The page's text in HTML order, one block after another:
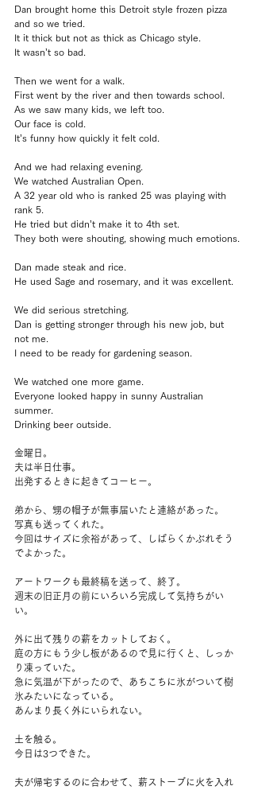
Dan brought home this Detroit style frozen pizza
and so we tried.
It it thick but not as thick as Chicago style.
It wasn’t so bad.
Then we went for a walk.
First went by the river and then towards school.
As we saw many kids, we left too.
Our face is cold.
It’s funny how quickly it felt cold.
And we had relaxing evening.
We watched Australian Open.
A 32 year old who is ranked 25 was playing with
rank 5.
He tried but didn’t make it to 4th set.
They both were shouting, showing much emotions.
Dan made steak and rice.
He used Sage and rosemary, and it was excellent.
We did serious stretching.
Dan is getting stronger through his new job, but
not me.
I need to be ready for gardening season.
We watched one more game.
Everyone looked happy in sunny Australian
summer.
Drinking beer outside.
金曜日。
夫は半日仕事。
出発するときに起きてコーヒー。
弟から、甥の帽子が無事届いたと連絡があった。
写真も送ってくれた。
今回はサイズに余裕があって、しばらくかぶれそう
でよかった。
アートワークも最終稿を送って、終了。
週末の旧正月の前にいろいろ完成して気持ちがい
い。
外に出て残りの薪をカットしておく。
庭の方にもう少し板があるので見に行くと、しっか
り凍っていた。
急に気温が下がったので、あちこちに氷がついて樹
氷みたいになっている。
あんまり長く外にいられない。
土を触る。
今日は3つできた。
夫が帰宅するのに合わせて、薪ストーブに火を入れ